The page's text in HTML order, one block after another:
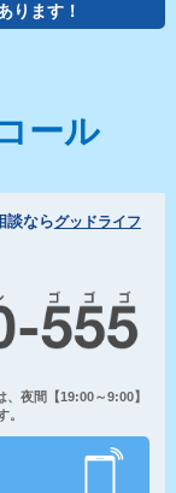
ります！
ール
談ならグッドライフ
夜間【19:00～9:00】
。